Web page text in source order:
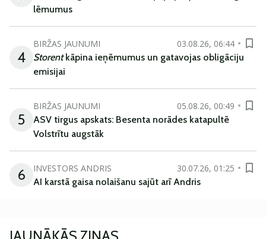
lēmumus
4
BIRŽAS JAUNUMI
03.08.26, 06:44
Storentkāpina ieņēmumus un gatavojas obligāciju
emisijai
5
BIRŽAS JAUNUMI
05.08.26, 00:49
ASV tirgus apskats: Besenta norādes katapultē
Volstrītu augstāk
6 INVESTORS ANDRIS
30.07.26, 01:25
AI karstā gaisa nolaišanu sajūt arī Andris